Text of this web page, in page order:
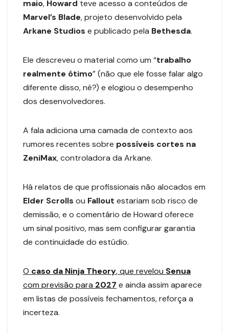
maio, Howard teve acesso a conteúdos de
Marvel’s Blade, projeto desenvolvido pela
Arkane Studios e publicado pela Bethesda.
Ele descreveu o material como um “trabalho
realmente ótimo” (não que ele fosse falar algo
diferente disso, né?) e elogiou o desempenho
dos desenvolvedores.
A fala adiciona uma camada de contexto aos
rumores recentes sobre possíveis cortes na
ZeniMax, controladora da Arkane.
Há relatos de que profissionais não alocados em
Elder Scrolls ou Fallout estariam sob risco de
demissão, e o comentário de Howard oferece
um sinal positivo, mas sem configurar garantia
de continuidade do estúdio.
O caso da Ninja Theory, que revelou Senua
com previsão para 2027 e ainda assim aparece
em listas de possíveis fechamentos, reforça a
incerteza.